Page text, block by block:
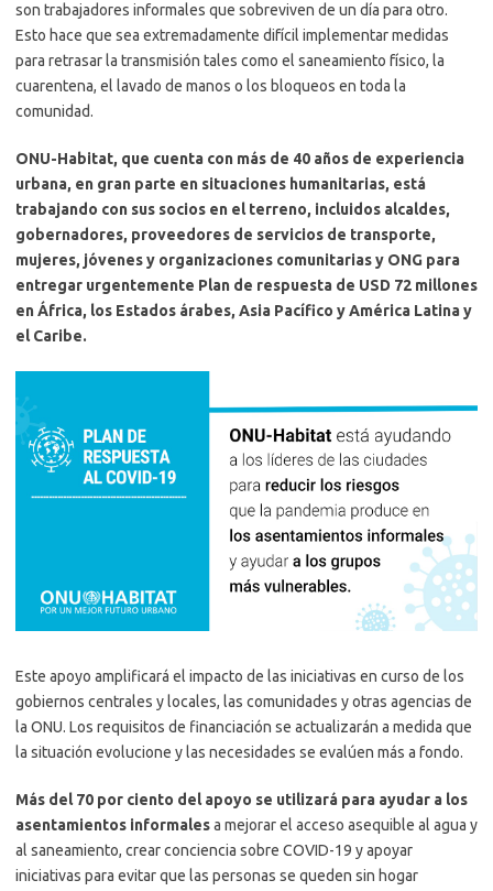
son trabajadores informales que sobreviven de un día para otro.
Esto hace que sea extremadamente difícil implementar medidas
para retrasar la transmisión tales como el saneamiento físico, la
cuarentena, el lavado de manos o los bloqueos en toda la
comunidad.
ONU-Habitat, que cuenta con más de 40 años de experiencia
urbana, en gran parte en situaciones humanitarias, está
trabajando con sus socios en el terreno, incluidos alcaldes,
gobernadores, proveedores de servicios de transporte,
mujeres, jóvenes y organizaciones comunitarias y ONG para
entregar urgentemente Plan de respuesta de USD 72 millones
en África, los Estados árabes, Asia Pacífico y América Latina y
el Caribe.
Este apoyo amplificará el impacto de las iniciativas en curso de los
gobiernos centrales y locales, las comunidades y otras agencias de
la ONU. Los requisitos de financiación se actualizarán a medida que
la situación evolucione y las necesidades se evalúen más a fondo.
Más del 70 por ciento del apoyo se utilizará para ayudar a los
asentamientos informalesa mejorar el acceso asequible al agua y
al saneamiento, crear conciencia sobre COVID-19 y apoyar
iniciativas para evitar que las personas se queden sin hogar